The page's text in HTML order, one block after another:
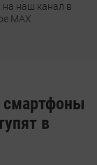
наш канал в
МАХ
в